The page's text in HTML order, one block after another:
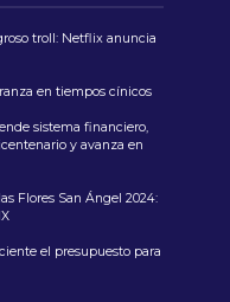
troll: Netflix anuncia
en tiempos cínicos
sistema financiero,
y avanza en
Flores San Ángel 2024:
el presupuesto para